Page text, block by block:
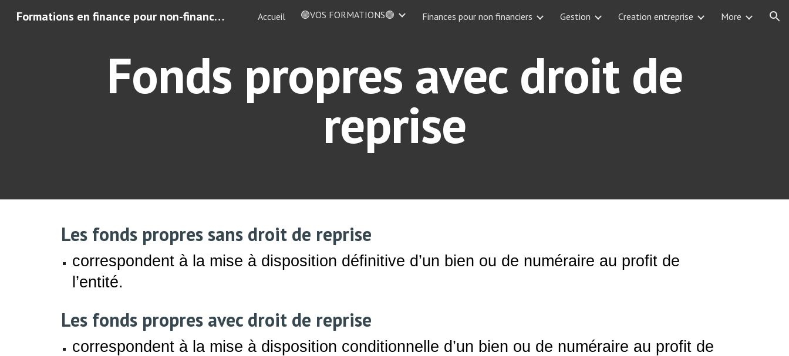
Skip to main content Skip to navigation
Formations en finance pour non-financiers – Comprendre les chiffres de son entreprise" Accueil 🟢VOS FORMATIONS🟢 Finances pour non financiers Gestion Creation entreprise More
Fonds propres avec droit de
reprise
Les fonds propres sans droit de reprise
correspondent à la mise à disposition définitive d’un bien ou de numéraire au profit de
l’entité.
Les fonds propres avec droit de reprise
correspondent à la mise à disposition conditionnelle d’un bien ou de numéraire au profit de